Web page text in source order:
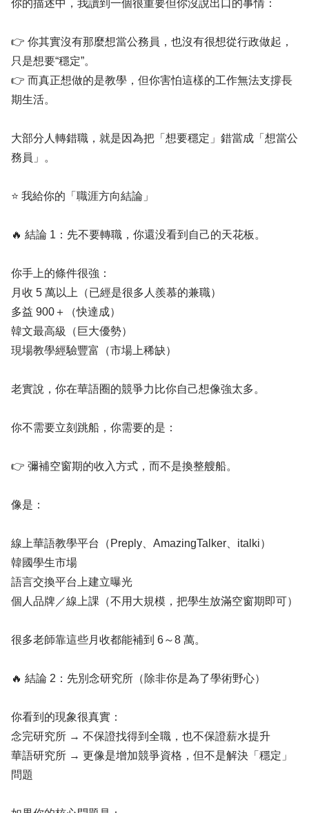
你的描述中，我讀到一個很重要但你沒說出口的事情：
👉 你其實沒有那麼想當公務員，也沒有很想從行政做起，
只是想要“穩定”。
👉 而真正想做的是教學，但你害怕這樣的工作無法支撐長
期生活。
大部分人轉錯職，就是因為把「想要穩定」錯當成「想當公
務員」。
⭐ 我給你的「職涯方向結論」
🔥 結論 1：先不要轉職，你還没看到自己的天花板。
你手上的條件很強：
月收 5 萬以上（已經是很多人羨慕的兼職）
多益 900＋（快達成）
韓文最高級（巨大優勢）
現場教學經驗豐富（市場上稀缺）
老實說，你在華語圈的競爭力比你自己想像強太多。
你不需要立刻跳船，你需要的是：
👉 彌補空窗期的收入方式，而不是換整艘船。
像是：
線上華語教學平台（Preply、AmazingTalker、italki）
韓國學生市場
語言交換平台上建立曝光
個人品牌／線上課（不用大規模，把學生放滿空窗期即可）
很多老師靠這些月收都能補到 6～8 萬。
🔥 結論 2：先別念研究所（除非你是為了學術野心）
你看到的現象很真實：
念完研究所 → 不保證找得到全職，也不保證薪水提升
華語研究所 → 更像是增加競爭資格，但不是解決「穩定」
問題